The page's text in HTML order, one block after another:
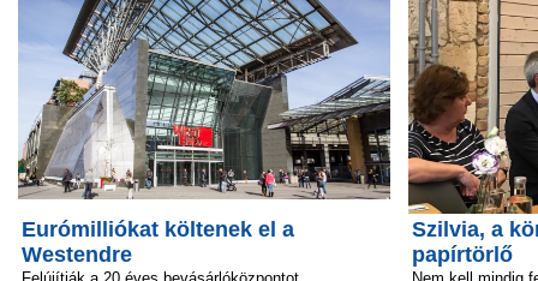
Eurómilliókat költenek el a
Westendre
Szilvia, a
papírtörlő